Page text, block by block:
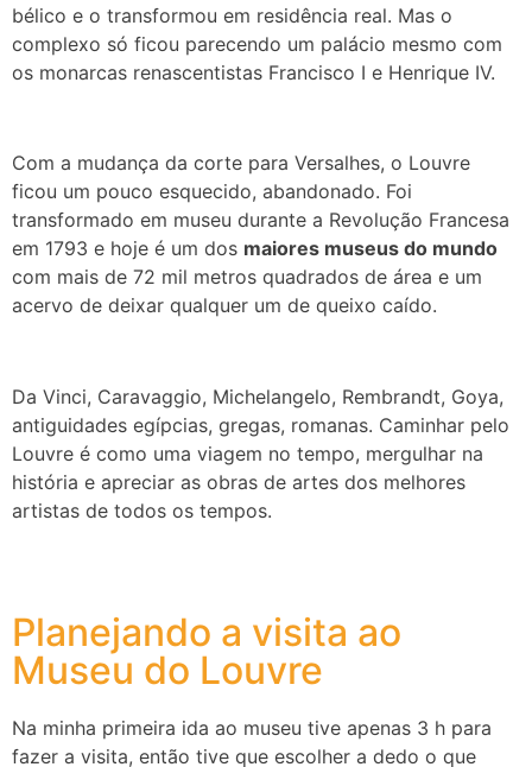
bélico e o transformou em residência real. Mas o
complexo só ficou parecendo um palácio mesmo com
os monarcas renascentistas Francisco I e Henrique IV.
Com a mudança da corte para Versalhes, o Louvre
ficou um pouco esquecido, abandonado. Foi
transformado em museu durante a Revolução Francesa
em 1793 e hoje é um dos maiores museus do mundo
com mais de 72 mil metros quadrados de área e um
acervo de deixar qualquer um de queixo caído.
Da Vinci, Caravaggio, Michelangelo, Rembrandt, Goya,
antiguidades egípcias, gregas, romanas. Caminhar pelo
Louvre é como uma viagem no tempo, mergulhar na
história e apreciar as obras de artes dos melhores
artistas de todos os tempos.
Planejando a visita ao
Museu do Louvre
Na minha primeira ida ao museu tive apenas 3 h para
fazer a visita, então tive que escolher a dedo o que